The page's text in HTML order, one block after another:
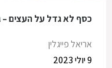
כסף לא גדל על העצים –
אריאל פייגלין
9 יולי 2023